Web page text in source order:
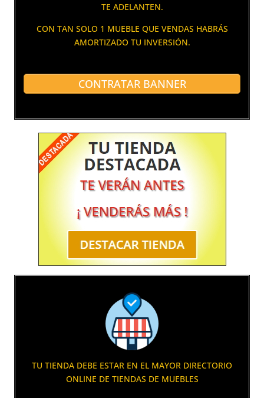
TE ADELANTEN.
CON TAN SOLO 1 MUEBLE QUE VENDAS HABRÁS
AMORTIZADO TU INVERSIÓN.
CONTRATAR BANNER
TU TIENDA DEBE ESTAR EN EL MAYOR DIRECTORIO
ONLINE DE TIENDAS DE MUEBLES